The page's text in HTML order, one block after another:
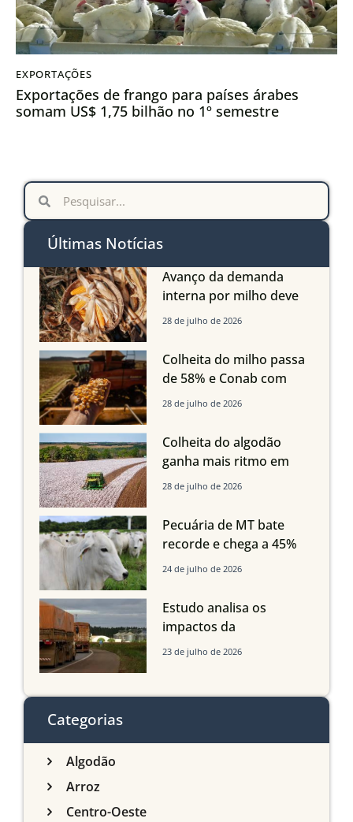
EXPORTAÇÕES
Exportações de frango para países árabes
somam US$ 1,75 bilhão no 1º semestre
Últimas Notícias
Avanço da demanda
interna por milho deve
compensar aumento da
em Mato Grosso, aponta
Imea
28 de julho de 2026
Colheita do milho passa
de 58% e Conab com
boas produtividades em
quedas em Tocantins,
Maranhão e Piauí
28 de julho de 2026
Colheita do algodão
ganha mais ritmo em
Mato Grosso, Mato
Maranhão
28 de julho de 2026
Pecuária de MT bate
recorde e chega a 45%
dos bovinos abatidos
24 de julho de 2026
Estudo analisa os
impactos da
infraestrutura logística
do Sul
23 de julho de 2026
Categorias
Algodão
Arroz
Centro-Oeste